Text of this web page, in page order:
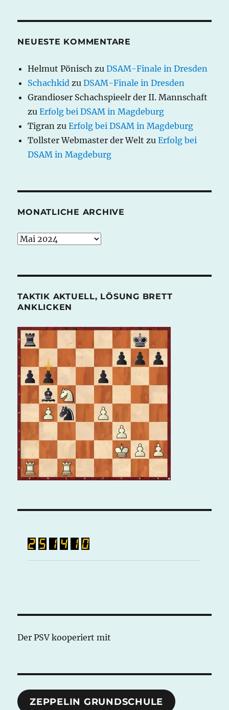
NEUESTE KOMMENTARE
Helmut Pönisch zuDSAM-Finale in Dresden
Schachkid zuDSAM-Finale in Dresden
Grandioser Schachspieelr der II. Mannschaft
zuErfolg bei DSAM in Magdeburg
Tigran zuErfolg bei DSAM in Magdeburg
Tollster Webmaster der Welt zuErfolg bei
DSAM in Magdeburg
MONATLICHE ARCHIVE
monatliche
TAKTIK AKTUELL, LÖSUNG BRETT
ANKLICKEN
Der PSV kooperiert mit
ZEPPELIN GRUNDSCHULE